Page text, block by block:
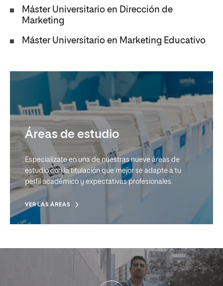
Máster Universitario en Dirección de
Marketing
Máster Universitario en Marketing Educativo
Áreas de estudio
Especialízate en una de nuestras nueve áreas de
estudio con la titulación que mejor se adapte a tu
perfil académico y expectativas profesionales.
VER LAS ÁREAS